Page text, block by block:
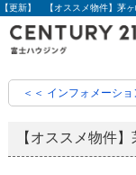
＜＜ インフォメーシ
【オススメ物件